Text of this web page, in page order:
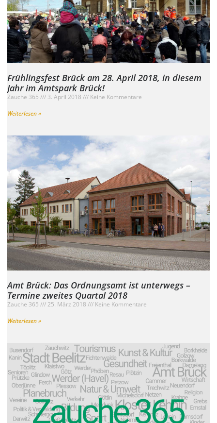
Frühlingsfest Brück am 28. April 2018, in diesem
Jahr im Amtspark Brück!
Zauche 365 3. April 2018
Keine Kommentare
Weiterlesen »
Amt Brück: Das Ordnungsamt ist unterwegs –
Termine zweites Quartal 2018
Zauche 365 25. März 2018
Keine Kommentare
Weiterlesen »